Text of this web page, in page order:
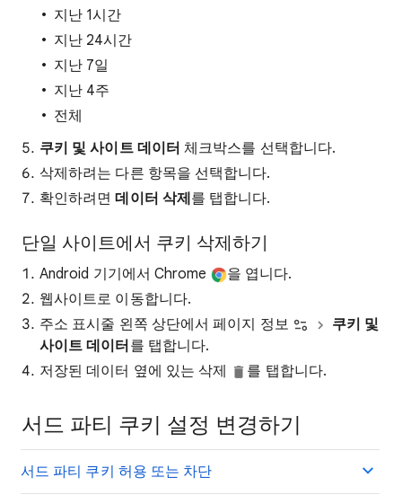
지난 1시간
지난 24시간
지난 7일
지난 4주
전체
쿠키 및 사이트 데이터 체크박스를 선택합니다.
삭제하려는 다른 항목을 선택합니다.
확인하려면데이터 삭제 를 탭합니다.
단일 사이트에서 쿠키 삭제하기
Android 기기에서 Chrome
을 엽니다.
웹사이트로 이동합니다.
주소 표시줄 왼쪽 상단에서 페이지 정보
쿠키 및
사이트 데이터 를 탭합니다.
저장된 데이터 옆에 있는 삭제
를 탭합니다.
서드 파티 쿠키 설정 변경하기
서드 파티 쿠키 허용 또는 차단